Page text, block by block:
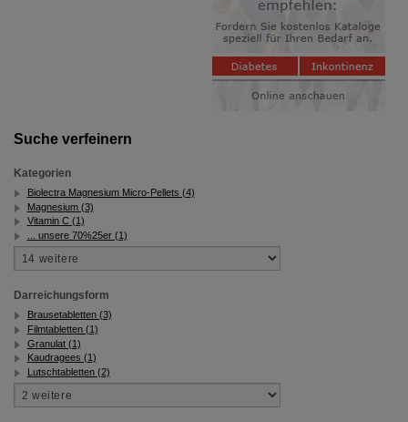
Informationen über die Art und Weise der Nutzung
unserer Website sammeln, mit deren Hilfe wir unsere
Website weiter für Sie optimieren können, den Inhalt
Drittseiten möglichst relevant für Sie zu gestalten.
Bitte beachten Sie, dass Daten hierfür teilweise an
Dritte wie z.B. Google oder soziale Medien
Suche verfeinern
Kategorien
Biolectra Magnesium Micro-Pellets (4)
Magnesium (3)
Vitamin C (1)
... unsere 70%25er (1)
Darreichungsform
Brausetabletten (3)
Filmtabletten (1)
Granulat (1)
Kaudragees (1)
Lutschtabletten (2)